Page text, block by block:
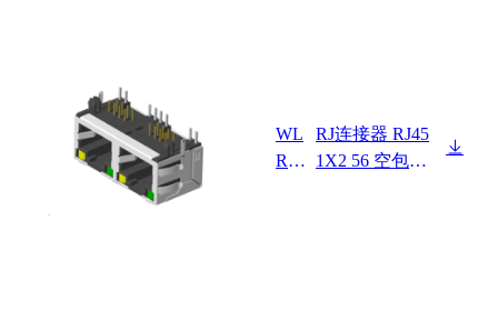
WL
R4F
RJ连接器 RJ45
1X2 56 空包弹